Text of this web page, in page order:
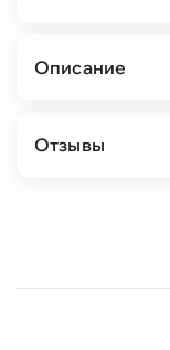
Описание
шкаф-витрина
Отзывы